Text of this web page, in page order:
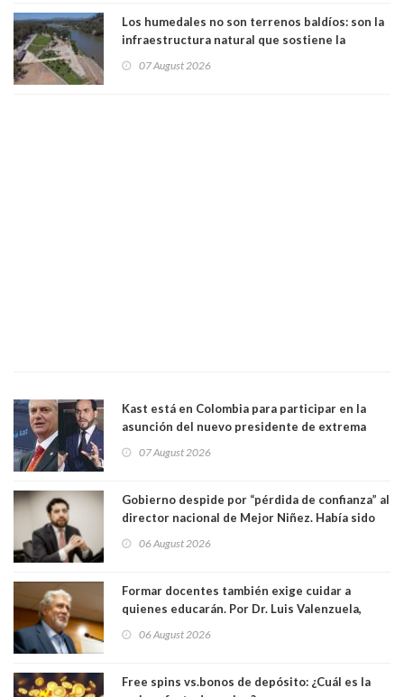
Los humedales no son terrenos baldíos: son la
infraestructura natural que sostiene la
07 August 2026
Kast está en Colombia para participar en la
asunción del nuevo presidente de extrema
07 August 2026
Gobierno despide por “pérdida de confianza” al
director nacional de Mejor Niñez. Había sido
06 August 2026
Formar docentes también exige cuidar a
quienes educarán. Por Dr. Luis Valenzuela,
Académicos U. Católica Silva Henríquez
06 August 2026
Free spins vs.bonos de depósito: ¿Cuál es la